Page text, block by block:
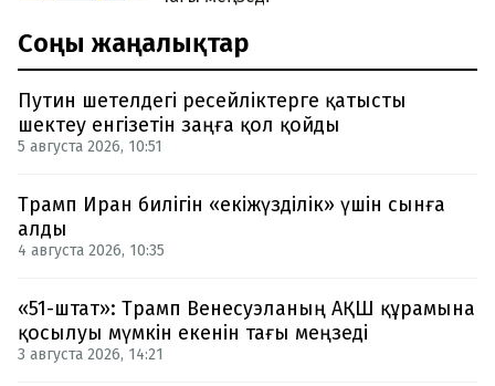
Соңғы жаңалықтар
Путин шетелдегі ресейліктерге қатысты
шектеу енгізетін заңға қол қойды
5 августа 2026, 10:51
Трамп Иран билігін «екіжүзділік» үшін сынға
алды
4 августа 2026, 10:35
«51-штат»: Трамп Венесуэланың АҚШ құрамына
қосылуы мүмкін екенін тағы меңзеді
3 августа 2026, 14:21